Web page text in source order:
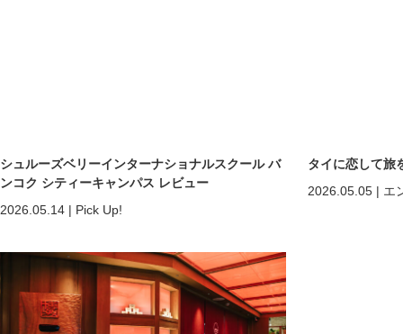
シュルーズベリーインターナショナルスクール バ
ンコク シティーキャンパス レビュー
2026.05.14 | Pick Up!
タイに恋して旅
2026.05.05 | エ